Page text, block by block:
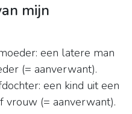
mijn
een latere man
(= aanverwant).
een kind uit een
vrouw (= aanverwant).